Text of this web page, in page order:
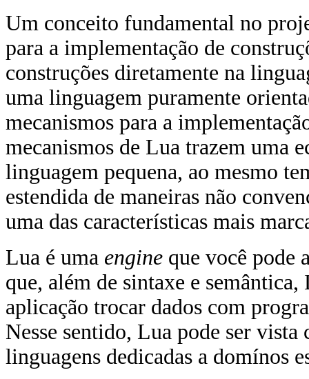
Um conceito fundamental no
para a implementação de
construções diretamente na
uma linguagem puramente
mecanismos para a
mecanismos de Lua trazem uma
linguagem pequena, ao mesmo
estendida de maneiras não
uma das características mais
Lua é uma engine que você pode
que, além de sintaxe e
aplicação trocar dados com
Nesse sentido, Lua pode ser
linguagens dedicadas a domínos